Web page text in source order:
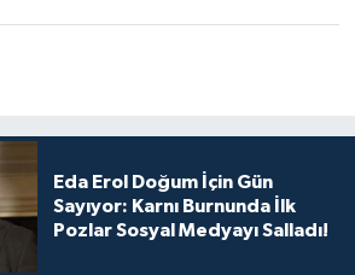
Eda Erol Doğum İçin Gün
Sayıyor: Karnı Burnunda İlk
Pozlar Sosyal Medyayı Salladı!